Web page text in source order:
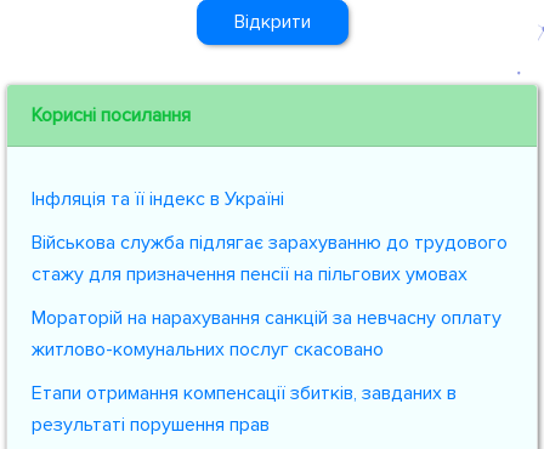
Відкрити
Корисні посилання
Інфляція та її індекс в Україні
Військова служба підлягає зарахуванню до трудового
стажу для призначення пенсії на пільгових умовах
Мораторій на нарахування санкцій за невчасну оплату
житлово-комунальних послуг скасовано
Етапи отримання компенсації збитків, завданих в
результаті порушення прав